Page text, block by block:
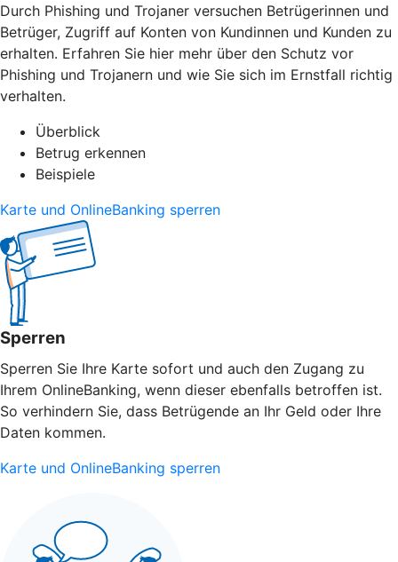
Durch Phishing und Trojaner versuchen Betrügerinnen und
Betrüger, Zugriff auf Konten von Kundinnen und Kunden zu
erhalten. Erfahren Sie hier mehr über den Schutz vor
Phishing und Trojanern und wie Sie sich im Ernstfall richtig
verhalten.
Überblick
Betrug erkennen
Beispiele
Karte und OnlineBanking sperren
Sperren
Sperren Sie Ihre Karte sofort und auch den Zugang zu
Ihrem OnlineBanking, wenn dieser ebenfalls betroffen ist.
So verhindern Sie, dass Betrügende an Ihr Geld oder Ihre
Daten kommen.
Karte und OnlineBanking sperren